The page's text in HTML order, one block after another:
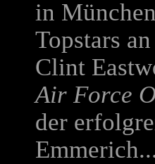
in
Topstars
Clint
Air Force
der